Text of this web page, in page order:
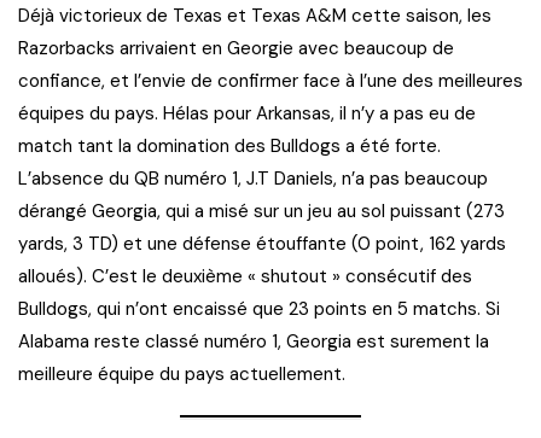
Déjà victorieux de Texas et Texas A&M cette saison, les
Razorbacks arrivaient en Georgie avec beaucoup de
confiance, et l’envie de confirmer face à l’une des meilleures
équipes du pays. Hélas pour Arkansas, il n’y a pas eu de
match tant la domination des Bulldogs a été forte.
L’absence du QB numéro 1, J.T Daniels, n’a pas beaucoup
dérangé Georgia, qui a misé sur un jeu au sol puissant (273
yards, 3 TD) et une défense étouffante (0 point, 162 yards
alloués). C’est le deuxième « shutout » consécutif des
Bulldogs, qui n’ont encaissé que 23 points en 5 matchs. Si
Alabama reste classé numéro 1, Georgia est surement la
meilleure équipe du pays actuellement.